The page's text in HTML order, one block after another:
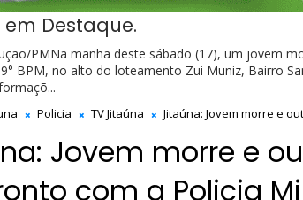
Destaque.
PMNa manhã deste sábado (17), um jovem
BPM, no alto do loteamento Zui Muniz, Bairro
Policia TV Jitaúna Jitaúna: Jovem morre e
Jovem morre e
com a Policia